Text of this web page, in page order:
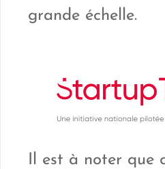
grande échelle.
Il est à noter que